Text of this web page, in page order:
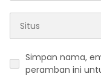
Simpan nama,
peramban ini